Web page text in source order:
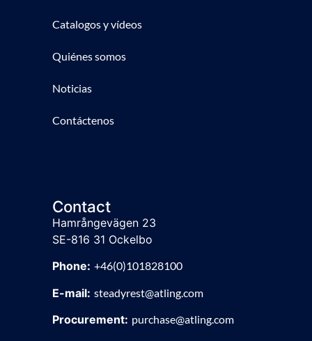
Catalogos y vídeos
Quiénes somos
Noticias
Contáctenos
Contact
Hamrångevägen 23
SE-816 31 Ockelbo
Phone: +46(0)101828100
E-mail: steadyrest@atling.com
Procurement: purchase@atling.com